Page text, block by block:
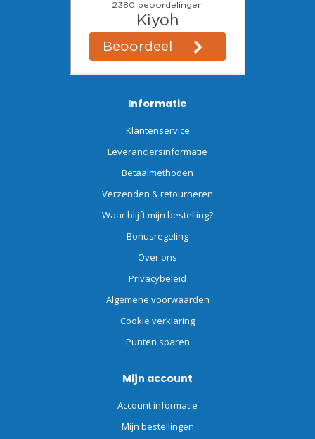
Informatie
Klantenservice
Leveranciersinformatie
Betaalmethoden
Verzenden & retourneren
Waar blijft mijn bestelling?
Bonusregeling
Over ons
Privacybeleid
Algemene voorwaarden
Cookie verklaring
Punten sparen
Mijn account
Account informatie
Mijn bestellingen